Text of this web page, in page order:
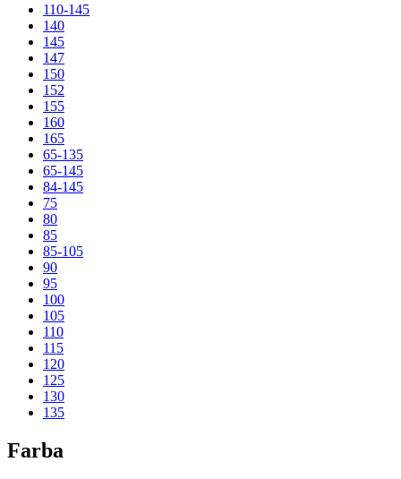
110-145
140
145
147
150
152
155
160
165
65-135
65-145
84-145
75
80
85
85-105
90
95
100
105
110
115
120
125
130
135
Farba